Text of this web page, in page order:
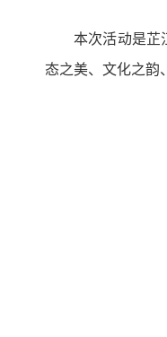
本次活动是芷
态之美、文化之韵